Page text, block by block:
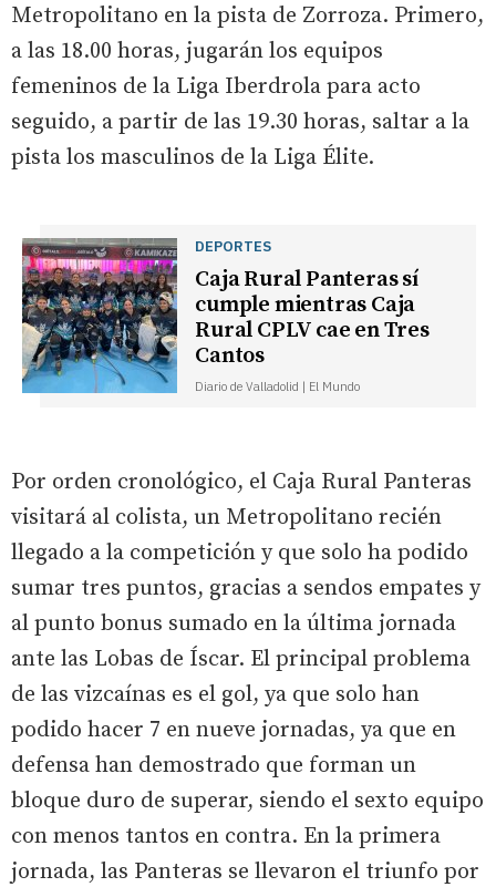
Metropolitano en la pista de Zorroza. Primero,
a las 18.00 horas, jugarán los equipos
femeninos de la Liga Iberdrola para acto
seguido, a partir de las 19.30 horas, saltar a la
pista los masculinos de la Liga Élite.
DEPORTES
Caja Rural Panteras sí
cumple mientras Caja
Rural CPLV cae en Tres
Cantos
Diario de Valladolid | El Mundo
Por orden cronológico, el Caja Rural Panteras
visitará al colista, un Metropolitano recién
llegado a la competición y que solo ha podido
sumar tres puntos, gracias a sendos empates y
al punto bonus sumado en la última jornada
ante las Lobas de Íscar. El principal problema
de las vizcaínas es el gol, ya que solo han
podido hacer 7 en nueve jornadas, ya que en
defensa han demostrado que forman un
bloque duro de superar, siendo el sexto equipo
con menos tantos en contra. En la primera
jornada, las Panteras se llevaron el triunfo por